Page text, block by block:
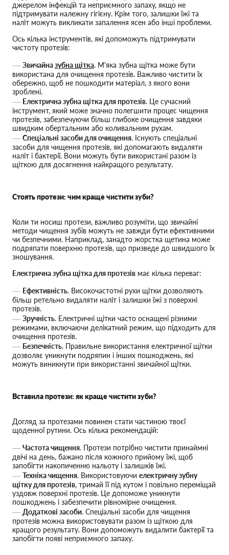
джерелом інфекцій та неприємного запаху, якщо не
підтримувати належну гігієну. Крім того, залишки їжі та
наліт можуть викликати запалення ясен або інші проблеми.
Ось кілька інструментів, які допоможуть підтримувати
чистоту протезів:
Звичайназубна щітка. М'яка зубна щітка може бути
використана для очищення протезів. Важливо чистити їх
обережно, щоб не пошкодити матеріал, з якого вони
зроблені.
Електрична зубна щітка для протезів. Це сучасний
інструмент, який може значно полегшити процес чищення
протезів, забезпечуючи більш глибоке очищення завдяки
швидким обертальним або коливальним рухам.
Спеціальні засоби для очищення. Існують спеціальні
засоби для чищення протезів, які допомагають видаляти
наліт і бактерії. Вони можуть бути використані разом із
щіткою для досягнення найкращого результату.
Стоять протези: чим краще чистити зуби?
Коли ти носиш протези, важливо розуміти, що звичайні
методи чищення зубів можуть не завжди бути ефективними
чи безпечними. Наприклад, занадто жорстка щетина може
подряпати поверхню протезів, що призведе до швидшого їх
зношування.
Електрична зубна щітка для протезів має кілька переваг:
Ефективність. Високочастотні рухи щітки дозволяють
більш ретельно видаляти наліт і залишки їжі з поверхні
протезів.
Зручність. Електричні щітки часто оснащені різними
режимами, включаючи делікатний режим, що підходить для
очищення протезів.
Безпечність. Правильне використання електричної щітки
дозволяє уникнути подряпин і інших пошкоджень, які
можуть виникнути при використанні звичайної щітки.
Вставила протези: як краще чистити зуби?
Догляд за протезами повинен стати частиною твоєї
щоденної рутини. Ось кілька рекомендацій:
Частота чищення. Протези потрібно чистити принаймні
двічі на день, бажано після кожного прийому їжі, щоб
запобігти накопиченню нальоту і залишків їжі.
Техніка чищення. Використовуючи електричну зубну
щітку для протезів, тримай її під кутом і повільно переміщай
уздовж поверхні протезів. Це допоможе уникнути
пошкоджень і забезпечити рівномірне очищення.
Додаткові засоби. Спеціальні засоби для чищення
протезів можна використовувати разом із щіткою для
кращого результату. Вони допоможуть видалити бактерії та
запобігти появі неприємного запаху.